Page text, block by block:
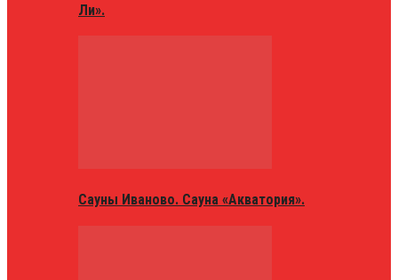
Ли».
Сауны Иваново. Сауна «Акватория».